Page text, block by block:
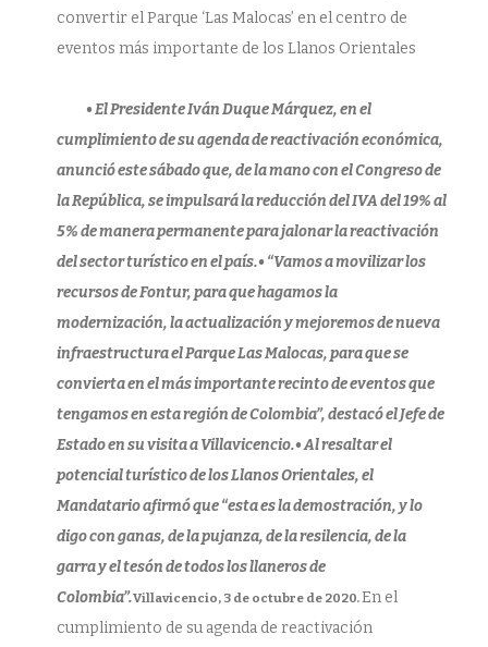
o
m
b
e
i
r
e
l
P
a
r
q
u
e
»
L
a
s
M
a
l
o
c
a
s
»
convertir el Parque ‘Las Malocas’ en el centro de
eventos más importante de los Llanos Orientales
• El Presidente Iván Duque Márquez, en el
cumplimiento de su agenda de reactivación económica,
anunció este sábado que, de la mano con el Congreso de
la República, se impulsará la reducción del IVA del 19% al
5% de manera permanente para jalonar la reactivación
del sector turístico en el país.• “Vamos a movilizar los
recursos de Fontur, para que hagamos la
modernización, la actualización y mejoremos de nueva
infraestructura el Parque Las Malocas, para que se
convierta en el más importante recinto de eventos que
tengamos en esta región de Colombia”, destacó el Jefe de
Estado en su visita a Villavicencio.• Al resaltar el
potencial turístico de los Llanos Orientales, el
Mandatario afirmó que “esta es la demostración, y lo
digo con ganas, de la pujanza, de la resilencia, de la
garra y el tesón de todos los llaneros de
Colombia”.Villavicencio, 3 de octubre de 2020.En el
cumplimiento de su agenda de reactivación